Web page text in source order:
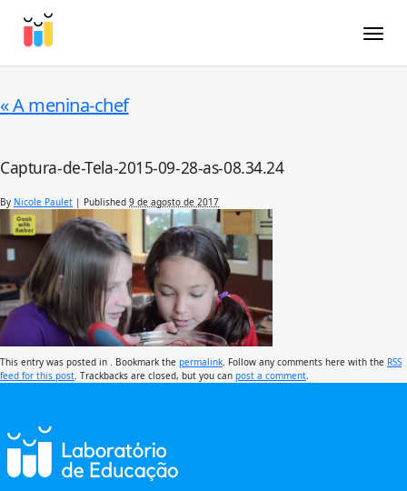
«A menina-chef
Captura-de-Tela-2015-09-28-as-08.34.24
By Nicole Paulet | Published 9 de agosto de 2017
This entry was posted in . Bookmark the permalink . Follow any comments here with the RSS
feed for this post . Trackbacks are closed, but you can post a comment